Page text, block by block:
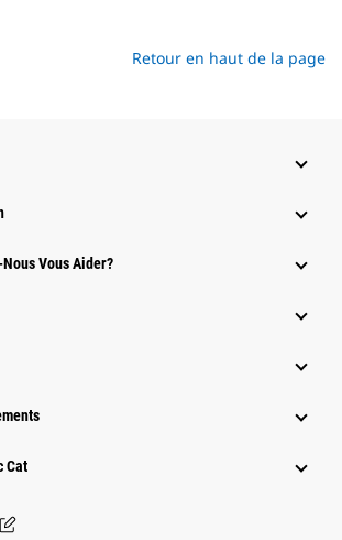
Retour en haut de la page
Vous Aider?
Cat